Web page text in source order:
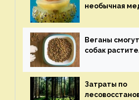
необычная
экологии на
Веганы
собак
здоровье —
экологии на
Затраты по